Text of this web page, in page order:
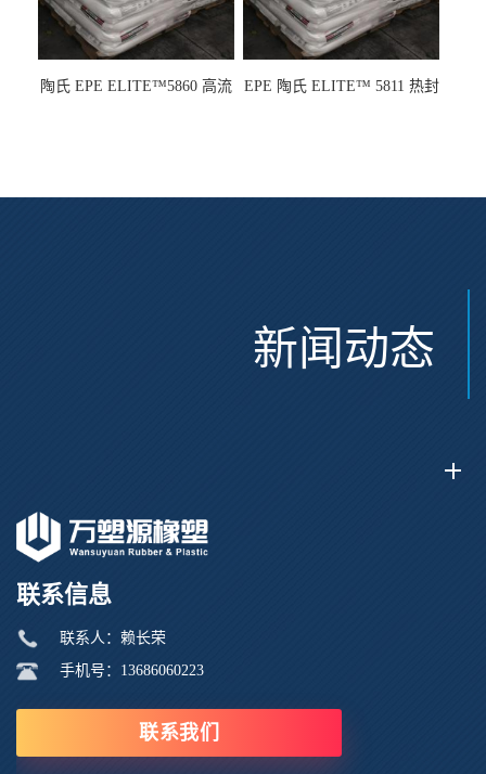
陶氏 EPE ELITE™5860 高流
EPE 陶氏 ELITE™ 5811 热封
新闻动态
联系信息
联系人：赖长荣
手机号：13686060223
联系我们